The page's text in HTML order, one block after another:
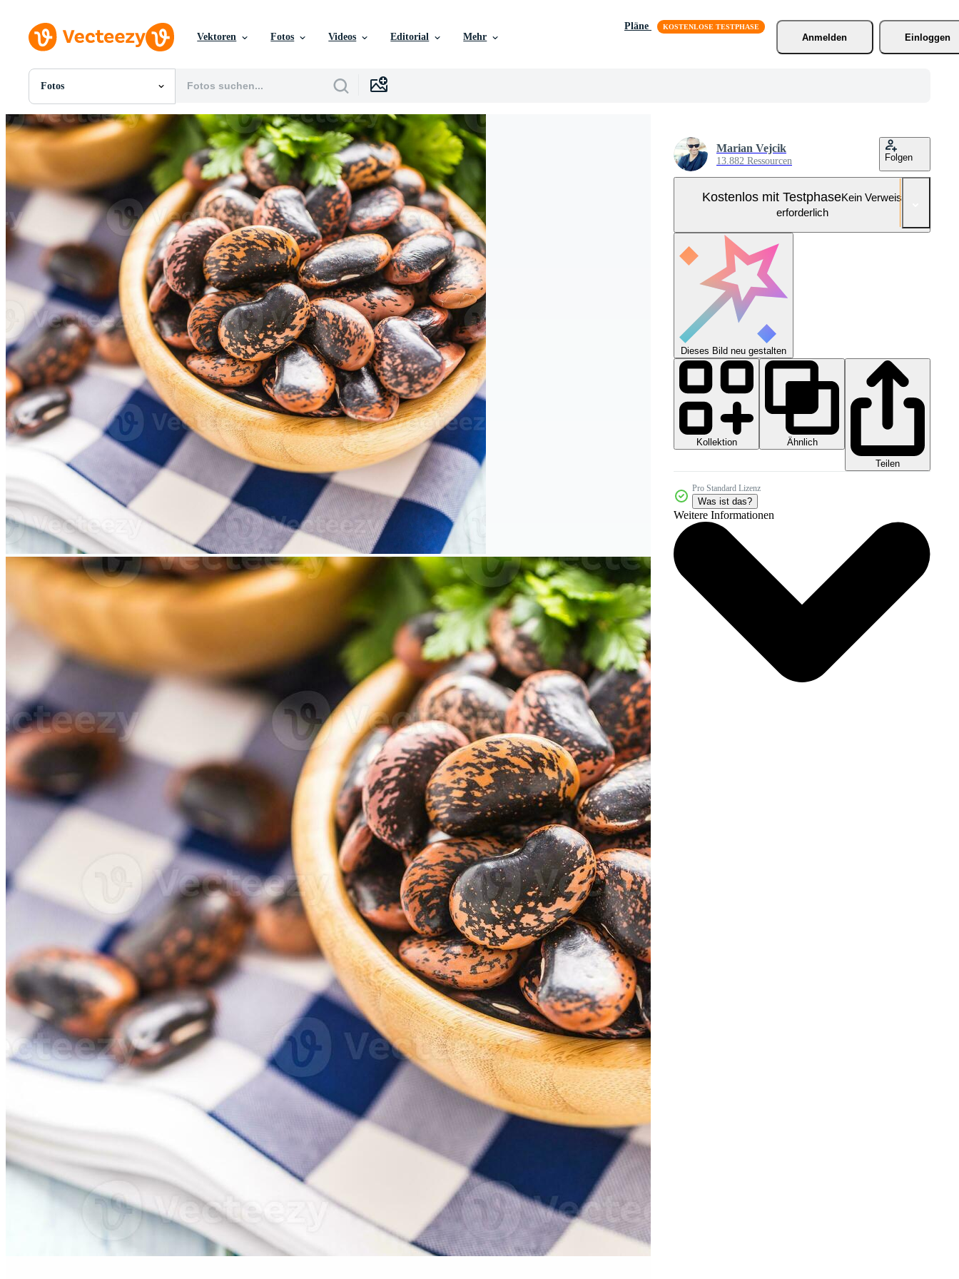
Vektoren Fotos Videos Editorial Mehr
Pläne
Anmelden
Einloggen
Fotos
Alle Bilder
Fotos
PNGs
PSDs
Vorlagen
Vektoren
Videos
Motion Graphics
Redaktionelle Bilder
Redaktionelle Ereignisse
Marian Vejcik
13.882 Ressourcen Folgen
Kostenlos mit TestphaseKein Verweis
erforderlich
Dieses Bild neu gestalten
Kollektion
Ähnlich
Teilen
Pro Standard Lizenz
Was ist das?
Weitere Informationen